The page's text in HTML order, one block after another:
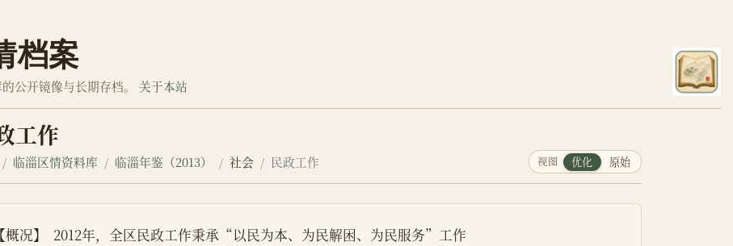
档案
公开镜像与长期存档。 关于本站
工作
临淄区情资料库 临淄年鉴（2013） 社会 民政工作 视图 优化 原始
【概况】  2012年，全区民政工作秉承“以民为本、为民解困、为民服务”工作